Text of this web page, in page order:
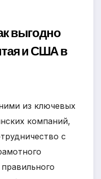
выгодно
и США в
из ключевых
компаний,
с